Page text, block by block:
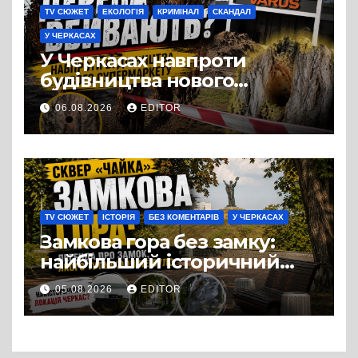
TV СЮЖЕТ ЕКОЛОГІЯ КРИМІНАЛ СКАНДАЛ
У ЧЕРКАСАХ
У Черкасах навпроти
будівництва нового
супермаркету VARUS на
проспекті Перемоги всохли
дерева. І це навряд чи
можна назвати
випадковістю
06.08.2026 EDITOR
TV СЮЖЕТ ІСТОРІЯ БЕЗ КОМЕНТАРІВ У ЧЕРКАСАХ
Замкова гора без замку:
найбільший історичний
міф Черкас
05.08.2026 EDITOR